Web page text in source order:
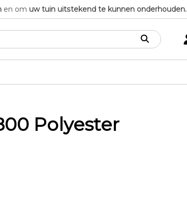
en om uw tuin uitstekend te kunnen onderhouden.
Polyester